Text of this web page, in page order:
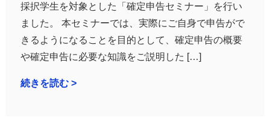
採択学生を対象とした「確定申告セミナー」を行い
ました。 本セミナーでは、実際にご自身で申告がで
きるようになることを目的として、確定申告の概要
や確定申告に必要な知識をご説明した […]
続きを読む >